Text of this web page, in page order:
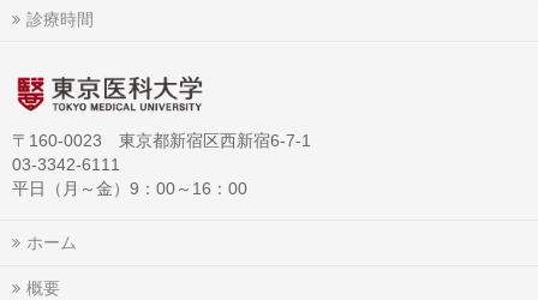
診療時間
〒160-0023 東京都新宿区西新宿6-7-1
03-3342-6111
平日（月～金）9：00～16：00
ホーム
概要